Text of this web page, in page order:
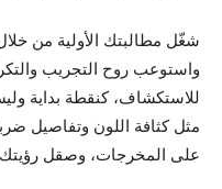
شغّل مطالبتك الأولية من
واستوعب روح التجريب
للاستكشاف، كنقطة بداية
مثل كثافة اللون وتفاصيل
على المخرجات، وصقل رؤيتك